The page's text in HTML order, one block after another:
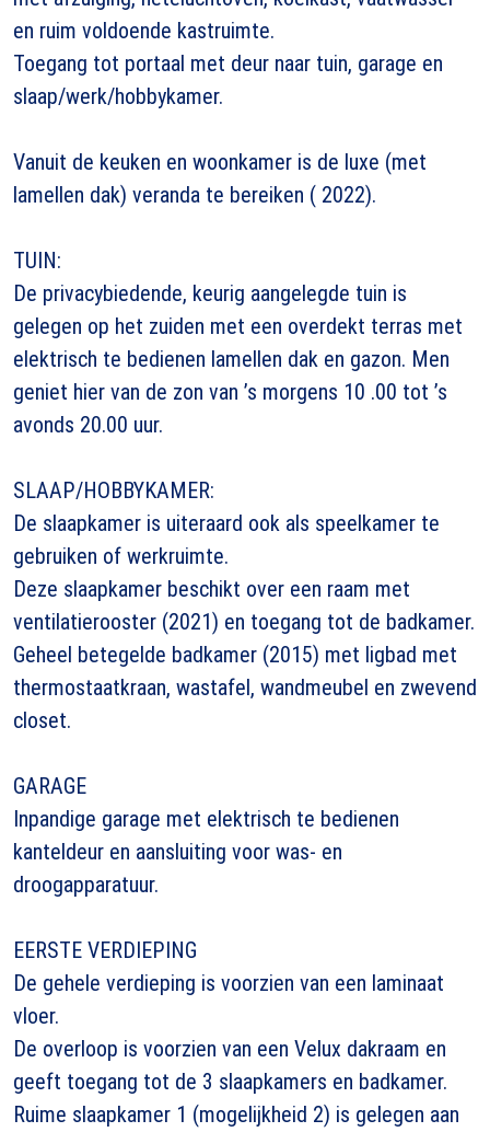
en ruim voldoende kastruimte.
Toegang tot portaal met deur naar tuin, garage en
slaap/werk/hobbykamer.
Vanuit de keuken en woonkamer is de luxe (met
lamellen dak) veranda te bereiken ( 2022).
TUIN:
De privacybiedende, keurig aangelegde tuin is
gelegen op het zuiden met een overdekt terras met
elektrisch te bedienen lamellen dak en gazon. Men
geniet hier van de zon van ’s morgens 10 .00 tot ’s
avonds 20.00 uur.
SLAAP/HOBBYKAMER:
De slaapkamer is uiteraard ook als speelkamer te
gebruiken of werkruimte.
Deze slaapkamer beschikt over een raam met
ventilatierooster (2021) en toegang tot de badkamer.
Geheel betegelde badkamer (2015) met ligbad met
thermostaatkraan, wastafel, wandmeubel en zwevend
closet.
GARAGE
Inpandige garage met elektrisch te bedienen
kanteldeur en aansluiting voor was- en
droogapparatuur.
EERSTE VERDIEPING
De gehele verdieping is voorzien van een laminaat
vloer.
De overloop is voorzien van een Velux dakraam en
geeft toegang tot de 3 slaapkamers en badkamer.
Ruime slaapkamer 1 (mogelijkheid 2) is gelegen aan